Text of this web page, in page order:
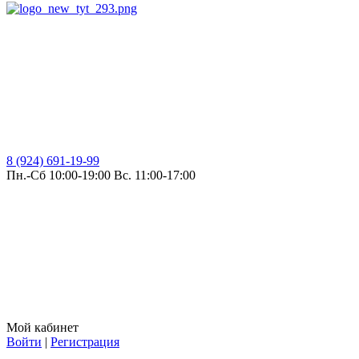
8 (924) 691-19-99
Пн.-Сб 10:00-19:00 Вс. 11:00-17:00
Мой кабинет
Войти | Регистрация